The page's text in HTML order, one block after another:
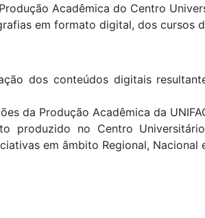
Acadêmica do Centro
em formato digital, dos cursos
dos conteúdos digitais
da Produção Acadêmica da
produzido no Centro
em âmbito Regional, Nacional